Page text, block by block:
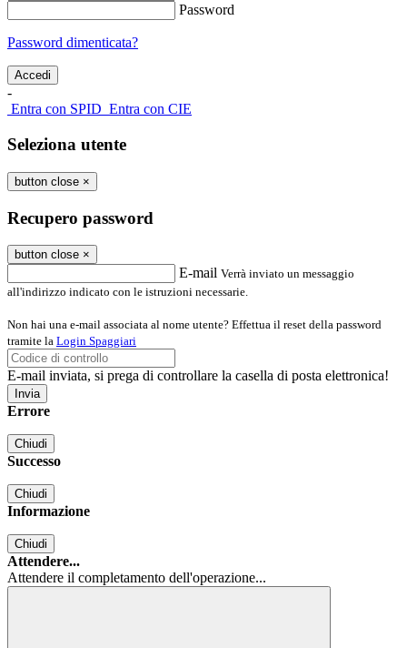
Password
Password dimenticata?
-
Entra con SPID Entra con CIE
Seleziona utente
button close ×
Recupero password
button close ×
E-mail Verrà inviato un messaggio
all'indirizzo indicato con le istruzioni necessarie.
Non hai una e-mail associata al nome utente? Effettua il reset della password
tramite la Login Spaggiari
E-mail inviata, si prega di controllare la casella di posta elettronica!
Errore
Chiudi
Successo
Chiudi
Informazione
Chiudi
Attendere...
Attendere il completamento dell'operazione...